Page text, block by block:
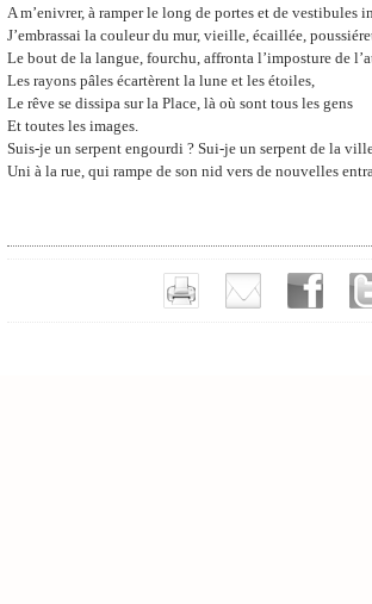
A m’enivrer, à ramper le long de portes et de vestibules
J’embrassai la couleur du mur, vieille, écaillée,
Le bout de la langue, fourchu, affronta l’imposture de
Les rayons pâles écartèrent la lune et les étoiles,
Le rêve se dissipa sur la Place, là où sont tous les gens
Et toutes les images.
Suis-je un serpent engourdi ? Sui-je un serpent de la
Uni à la rue, qui rampe de son nid vers de nouvelles